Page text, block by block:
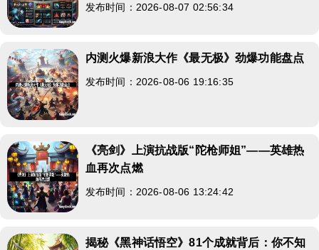
发布时间：2026-08-07 02:56:34
内测火爆新浪大作《最无极》劲爆功能盘点
发布时间：2026-08-06 19:16:35
《亮剑》上演抗战版“陀枪师姐”——英雄热
血再次点燃
发布时间：2026-08-06 13:24:42
揭秘《黑神话悟空》81个成就背后：你不知